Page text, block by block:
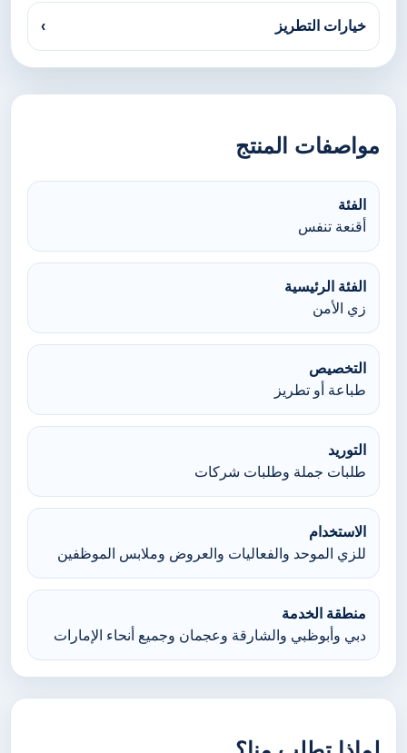
خيارات التطريز ›
مواصفات المنتج
الفئة
أقنعة تنفس
الفئة الرئيسية
زي الأمن
التخصيص
طباعة أو تطريز
التوريد
طلبات جملة وطلبات شركات
الاستخدام
للزي الموحد والفعاليات والعروض وملابس الموظفين
منطقة الخدمة
دبي وأبوظبي والشارقة وعجمان وجميع أنحاء الإمارات